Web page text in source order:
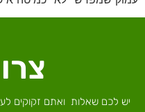
יש לכם שאלות ואתם זקוקים